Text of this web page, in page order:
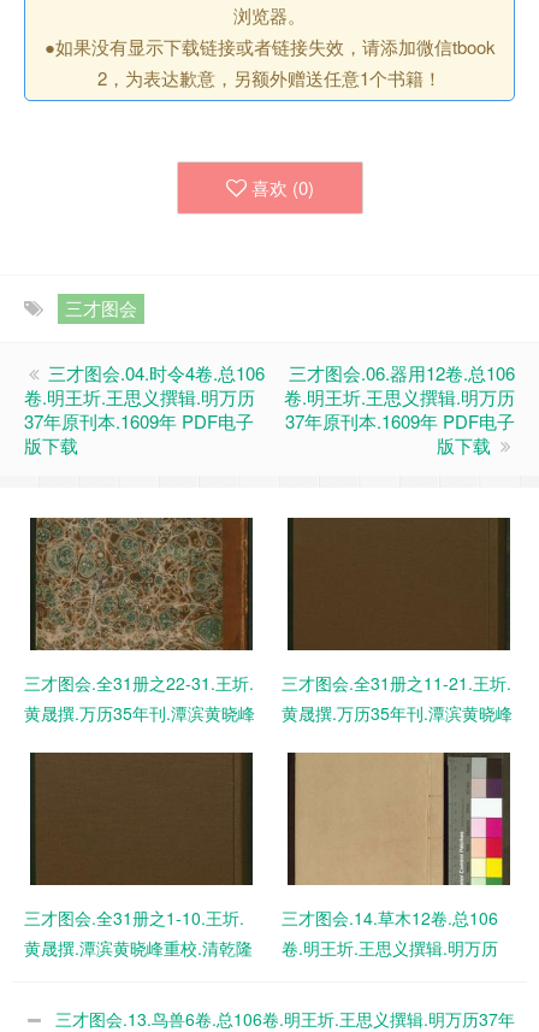
浏览器。
●如果没有显示下载链接或者链接失效，请添加微信tbook
2，为表达歉意，另额外赠送任意1个书籍！
喜欢 (0)
三才图会
三才图会.04.时令4卷.总106
卷.明王圻.王思义撰辑.明万历
37年原刊本.1609年 PDF电子
版下载
三才图会.06.器用12卷.总106
卷.明王圻.王思义撰辑.明万历
37年原刊本.1609年 PDF电子
版下载
三才图会.全31册之22-31.王圻.
黄晟撰.万历35年刊.潭滨黄晓峰
三才图会.全31册之11-21.王圻.
黄晟撰.万历35年刊.潭滨黄晓峰
三才图会.全31册之1-10.王圻.
黄晟撰.潭滨黄晓峰重校.清乾隆
三才图会.14.草木12卷.总106
卷.明王圻.王思义撰辑.明万历
版下载
三才图会.13.鸟兽6卷.总106卷.明王圻.王思义撰辑.明万历37年